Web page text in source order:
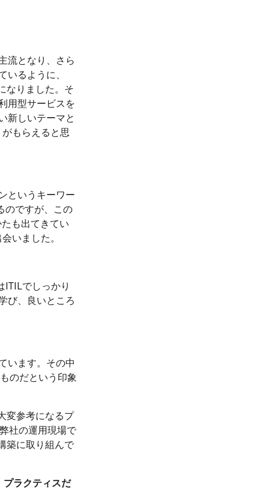
流となり、さら
るように、
なりました。そ
用型サービスを
新しいテーマと
もらえると思
というキーワー
のですが、この
も出てきてい
いました。
ITILでしっかり
び、良いところ
います。その中
のだという印象
変参考になるプ
社の運用現場で
築に取り組んで
プラクティスだ